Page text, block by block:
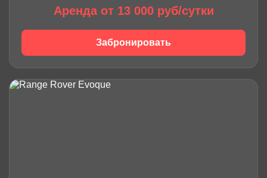
Аренда от 13 000 руб/сутки
Забронировать